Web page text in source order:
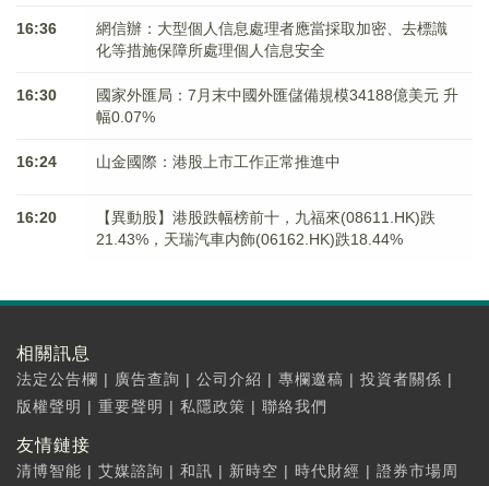
16:36
網信辦：大型個人信息處理者應當採取加密、去標識
化等措施保障所處理個人信息安全
16:30
國家外匯局：7月末中國外匯儲備規模34188億美元 升
幅0.07%
16:24 山金國際：港股上市工作正常推進中
16:20
【異動股】港股跌幅榜前十，九福來(08611.HK)跌
21.43%，天瑞汽車内飾(06162.HK)跌18.44%
相關訊息
法定公告欄 | 廣告查詢 | 公司介紹 | 專欄邀稿 | 投資者關係 |
版權聲明 | 重要聲明 | 私隱政策 | 聯絡我們
友情鏈接
清博智能 | 艾媒諮詢 | 和訊 | 新時空 | 時代財經 | 證券市場周